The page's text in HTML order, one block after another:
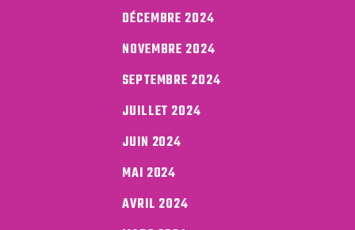
DÉCEMBRE 2024
NOVEMBRE 2024
SEPTEMBRE 2024
JUILLET 2024
JUIN 2024
MAI 2024
AVRIL 2024